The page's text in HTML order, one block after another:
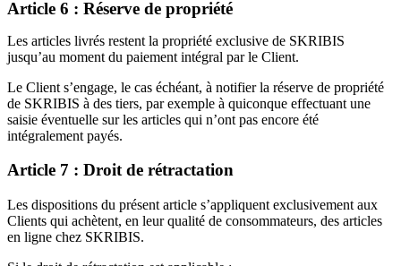
Article 6 : Réserve de propriété
Les articles livrés restent la propriété exclusive de SKRIBIS
jusqu’au moment du paiement intégral par le Client.
Le Client s’engage, le cas échéant, à notifier la réserve de propriété
de SKRIBIS à des tiers, par exemple à quiconque effectuant une
saisie éventuelle sur les articles qui n’ont pas encore été
intégralement payés.
Article 7 : Droit de rétractation
Les dispositions du présent article s’appliquent exclusivement aux
Clients qui achètent, en leur qualité de consommateurs, des articles
en ligne chez SKRIBIS.